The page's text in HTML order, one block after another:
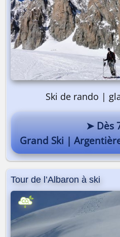
Ski de rando |
➤ Dès
Grand Ski |
Tour de l’Albaron à ski